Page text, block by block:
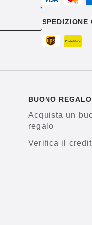
SPEDIZIONE
BUONO REGALO
Acquista un
regalo
Verifica il